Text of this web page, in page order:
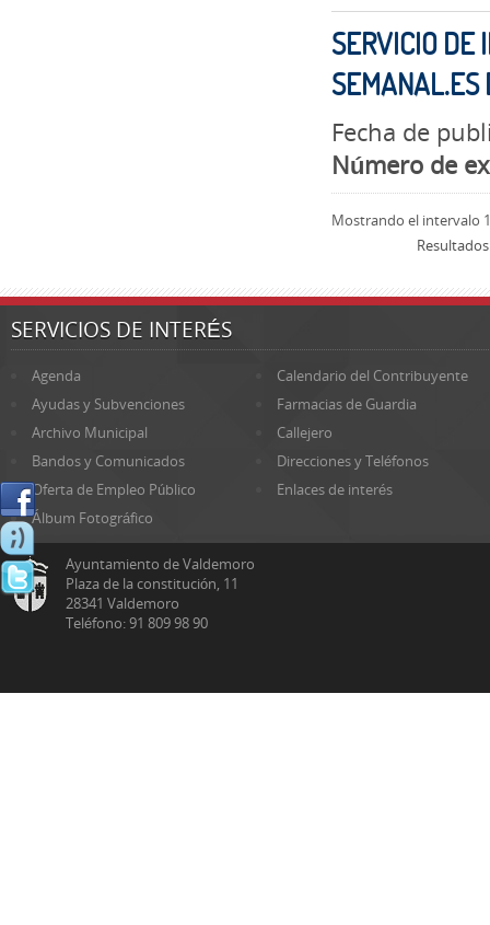
SERVICIO DE
SEMANAL.ES
Fecha de
Número de
Mostrando el intervalo
SERVICIOS DE INTERÉS
Agenda
Calendario del Contribuyente
Ayudas y Subvenciones
Farmacias de Guardia
Archivo Municipal
Callejero
Bandos y Comunicados
Direcciones y Teléfonos
Oferta de Empleo Público
Enlaces de interés
Álbum Fotográfico
Ayuntamiento de Valdemoro
Plaza de la constitución, 11
28341 Valdemoro
Teléfono: 91 809 98 90